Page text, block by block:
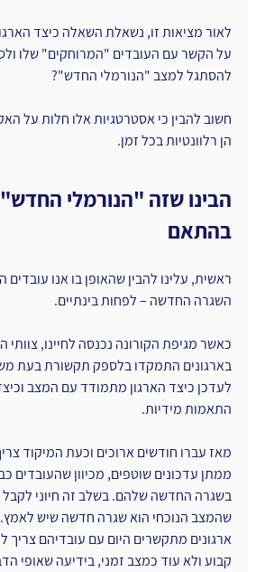
לאור מציאות זו, נשאלת השאלה כיצד
על הקשר עם העובדים "המרוחקים" שלו
להסתגל למצב "הנורמלי החדש"?
חשוב להבין כי אסטרטגיות אלו חלות על
הן רלוונטיות בכל זמן.
הבינו שזה "הנורמלי
בהתאם
ראשית, עלינו להבין שהאופן בו אנו עובדים
השגרה החדשה – לפחות בינתיים.
כאשר מגיפת הקורונה נכנסה לחיינו,
בארגונים התמקדו בלספק תקשורת בעת
לעדכן כיצד הארגון מתמודד עם המצב
התאמות מידיות.
מאז עברו חודשים ארוכים וכעת המיקוד
ממתן עדכונים שוטפים, מכיוון שהעובדים
בשגרה החדשה שלהם. בשלב זה חיוני
שהמצב הנוכחי הוא שגרה חדשה שיש לאמץ.
ארגונים מתקשרים היום עם עובדיהם
קבוע ולא עוד כמצב זמני, בידיעה שאופי